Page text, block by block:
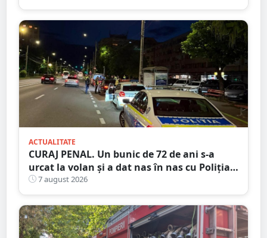
ACTUALITATE
CURAJ PENAL. Un bunic de 72 de ani s-a
urcat la volan și a dat nas în nas cu Poliția
Satu Mare
7 august 2026